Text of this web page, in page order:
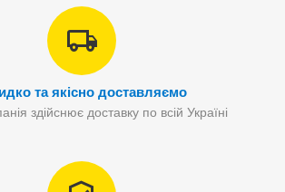
та якісно доставляємо
здійснює доставку по всій Україні